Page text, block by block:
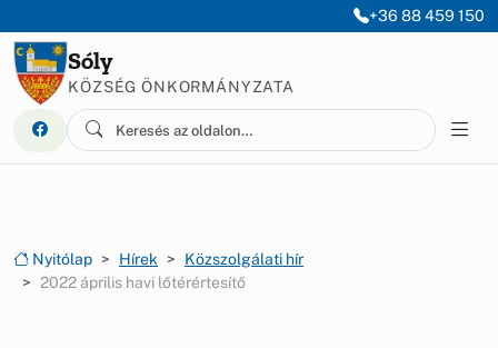
+36 88 459 150
Sóly
KÖZSÉG ÖNKORMÁNYZATA
Nyitólap Hírek
Közszolgálati hír
2022 április havi lőtérértesítő